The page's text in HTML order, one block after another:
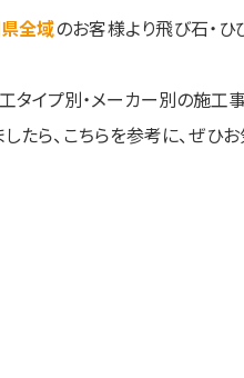
全域のお客様より飛び石・
タイプ別・メーカー別の施工
たら、こちらを参考に、ぜひ